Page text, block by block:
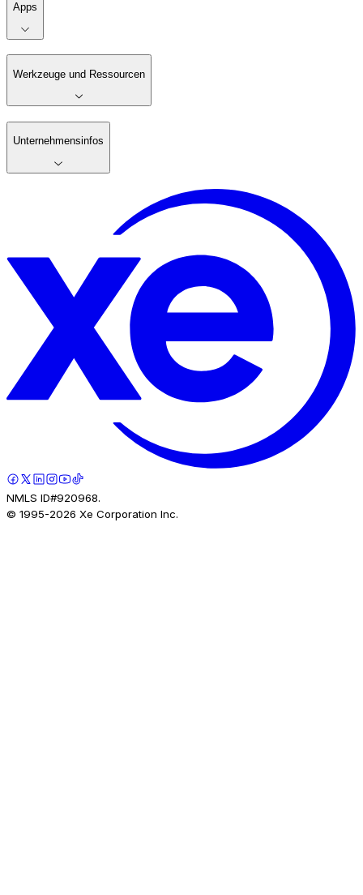
Apps
Werkzeuge und Ressourcen
Unternehmensinfos
NMLS ID#920968.
© 1995-2026 Xe Corporation Inc.